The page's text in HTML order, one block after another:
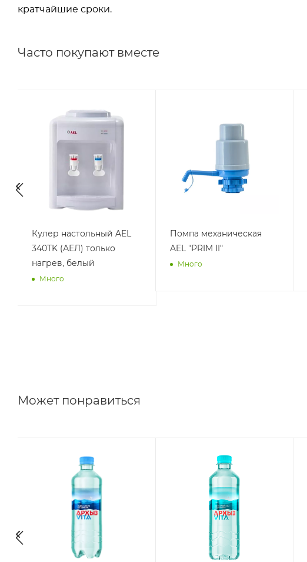
кратчайшие сроки.
Часто покупают вместе
Вода Кубай 5 литров
Много
Вода Кубай 19 литров
Много
Может понравиться